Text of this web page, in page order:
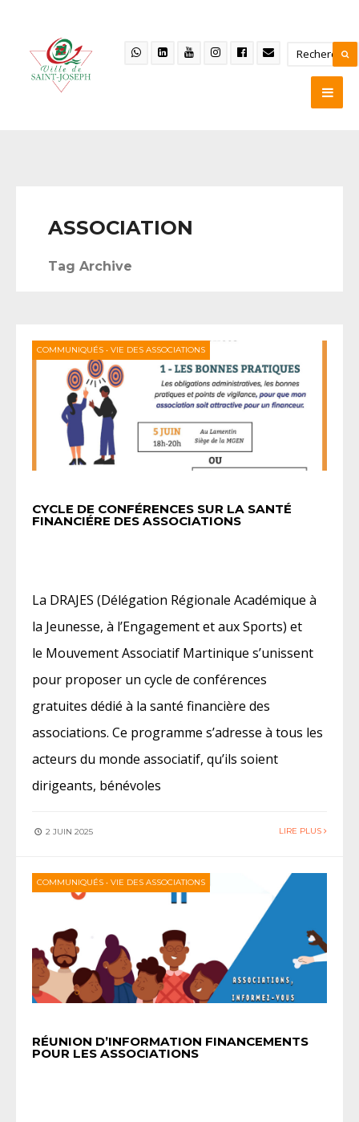
ASSOCIATION
Tag Archive
COMMUNIQUÉS • VIE DES ASSOCIATIONS
CYCLE DE CONFÉRENCES SUR LA SANTÉ
FINANCIÉRE DES ASSOCIATIONS
La DRAJES (Délégation Régionale Académique à
la Jeunesse, à l’Engagement et aux Sports) et
le Mouvement Associatif Martinique s’unissent
pour proposer un cycle de conférences
gratuites dédié à la santé financière des
associations. Ce programme s’adresse à tous les
acteurs du monde associatif, qu’ils soient
dirigeants, bénévoles
2 JUIN 2025 LIRE PLUS
COMMUNIQUÉS • VIE DES ASSOCIATIONS
RÉUNION D’INFORMATION FINANCEMENTS
POUR LES ASSOCIATIONS